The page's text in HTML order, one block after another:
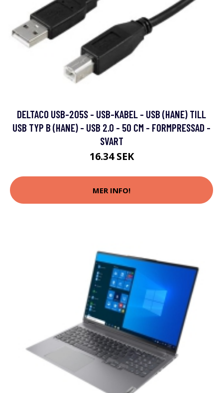
DELTACO USB-205S - USB-KABEL - USB (HANE) TILL
USB TYP B (HANE) - USB 2.0 - 50 CM - FORMPRESSAD -
SVART
16.34 SEK
MER INFO!